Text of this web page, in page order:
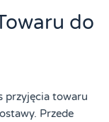
do
przyjęcia towaru
Przede